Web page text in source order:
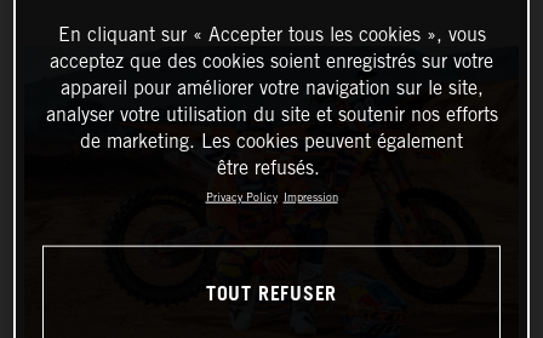
En cliquant sur « Accepter tous les cookies », vous
acceptez que des cookies soient enregistrés sur votre
appareil pour améliorer votre navigation sur le site,
analyser votre utilisation du site et soutenir nos efforts
de marketing. Les cookies peuvent également
être refusés.
Privacy Policy Impression
TOUT REFUSER